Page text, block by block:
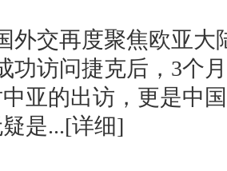
外交再度聚焦欧亚大
功访问捷克后，3个
亚的出访，更是中
是...[详细]